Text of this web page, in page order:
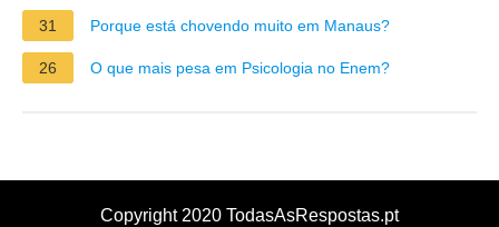
31 Porque está chovendo muito em Manaus?
26 O que mais pesa em Psicologia no Enem?
Copyright 2020 TodasAsRespostas.pt